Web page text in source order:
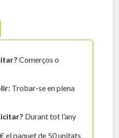
Comerços o
Trobar-se en plena
Durant tot l’any
el paquet de 50 unitats.